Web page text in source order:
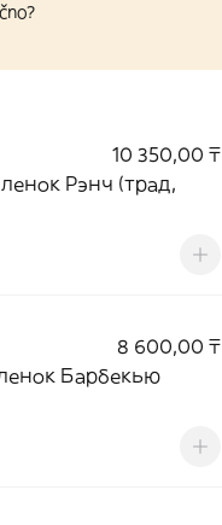
10 350,00 ₸
Рэнч (трад,
8 600,00 ₸
Барбекью